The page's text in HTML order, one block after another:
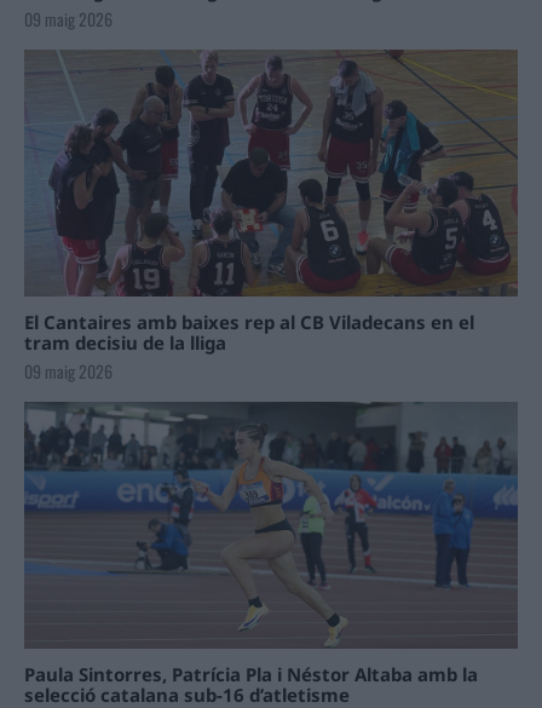
09 maig 2026
El Cantaires amb baixes rep al CB Viladecans en el
tram decisiu de la lliga
09 maig 2026
Paula Sintorres, Patrícia Pla i Néstor Altaba amb la
selecció catalana sub-16 d’atletisme